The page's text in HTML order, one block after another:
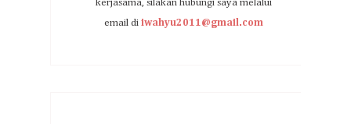
kerjasama, silakan hubungi saya melalui
email di iwahyu2011@gmail.com